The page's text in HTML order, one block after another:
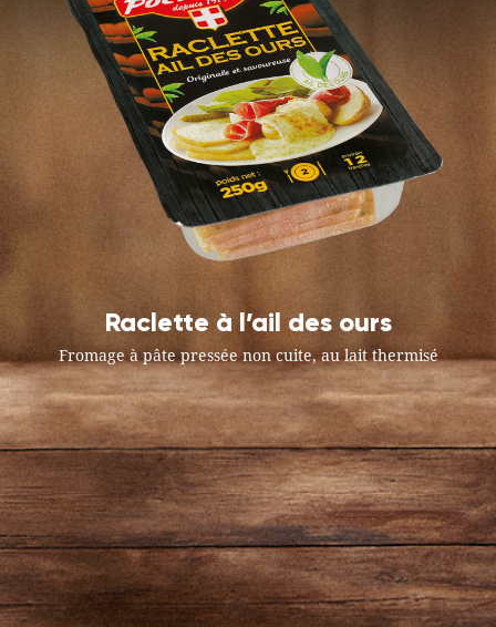
Raclette à l’ail des ours
Fromage à pâte pressée non cuite, au lait thermisé